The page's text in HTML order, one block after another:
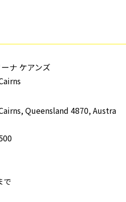
ナ ケアンズ
Queensland 4870, Austra
で